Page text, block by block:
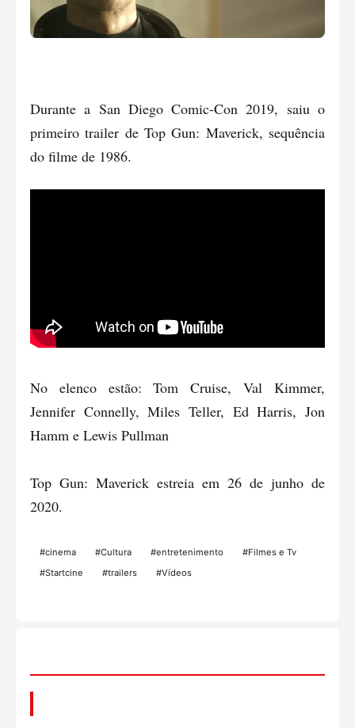
Durante a San Diego Comic-Con 2019, saiu o
primeiro trailer de Top Gun: Maverick, sequência
do filme de 1986.
No elenco estão: Tom Cruise, Val Kimmer,
Jennifer Connelly, Miles Teller, Ed Harris, Jon
Hamm e Lewis Pullman
Top Gun: Maverick estreia em 26 de junho de
2020.
#cinema #Cultura #entretenimento
#Filmes e Tv
#Startcine
#trailers #Vídeos